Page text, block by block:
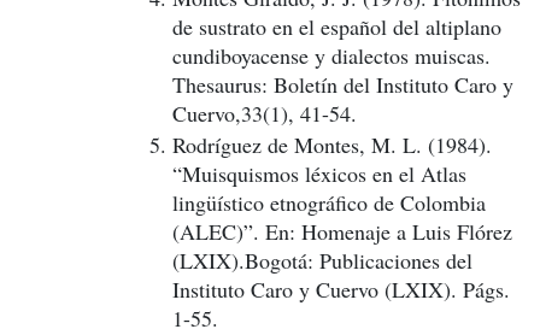
de sustrato en el español del altiplano
cundiboyacense y dialectos muiscas.
Thesaurus: Boletín del Instituto Caro y
Cuervo,33(1), 41-54.
Rodríguez de Montes, M. L. (1984).
“Muisquismos léxicos en el Atlas
lingüístico etnográfico de Colombia
(ALEC)”. En: Homenaje a Luis Flórez
(LXIX).Bogotá: Publicaciones del
Instituto Caro y Cuervo (LXIX). Págs.
1-55.